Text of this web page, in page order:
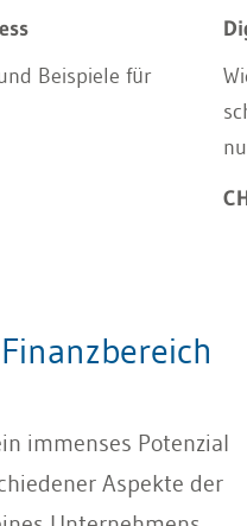
Beispiele für
immenses Potenzial
Aspekte der